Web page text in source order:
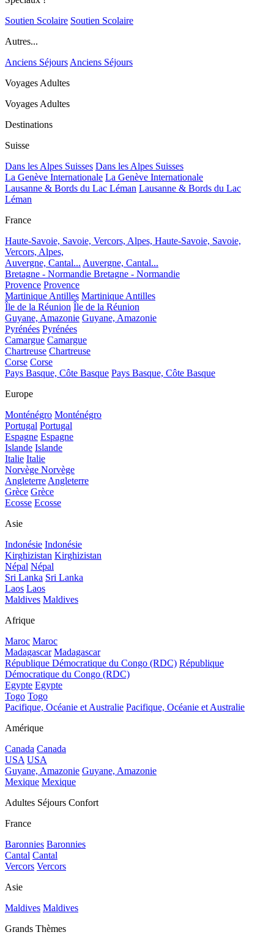
Soutien Scolaire Soutien Scolaire
Autres...
Anciens Séjours Anciens Séjours
Voyages Adultes
Voyages Adultes
Destinations
Suisse
Dans les Alpes Suisses Dans les Alpes Suisses
La Genève Internationale La Genève Internationale
Lausanne & Bords du Lac Léman Lausanne & Bords du Lac
Léman
France
Haute-Savoie, Savoie, Vercors, Alpes, Haute-Savoie, Savoie,
Vercors, Alpes,
Auvergne, Cantal... Auvergne, Cantal...
Bretagne - Normandie Bretagne - Normandie
Provence Provence
Martinique Antilles Martinique Antilles
Île de la Réunion Île de la Réunion
Guyane, Amazonie Guyane, Amazonie
Pyrénées Pyrénées
Camargue Camargue
Chartreuse Chartreuse
Corse Corse
Pays Basque, Côte Basque Pays Basque, Côte Basque
Europe
Monténégro Monténégro
Portugal Portugal
Espagne Espagne
Islande Islande
Italie Italie
Norvège Norvège
Angleterre Angleterre
Grèce Grèce
Ecosse Ecosse
Asie
Indonésie Indonésie
Kirghizistan Kirghizistan
Népal Népal
Sri Lanka Sri Lanka
Laos Laos
Maldives Maldives
Afrique
Maroc Maroc
Madagascar Madagascar
République Démocratique du Congo (RDC) République
Démocratique du Congo (RDC)
Egypte Egypte
Togo Togo
Pacifique, Océanie et Australie Pacifique, Océanie et Australie
Amérique
Canada Canada
USA USA
Guyane, Amazonie Guyane, Amazonie
Mexique Mexique
Adultes Séjours Confort
France
Baronnies Baronnies
Cantal Cantal
Vercors Vercors
Asie
Maldives Maldives
Grands Thèmes